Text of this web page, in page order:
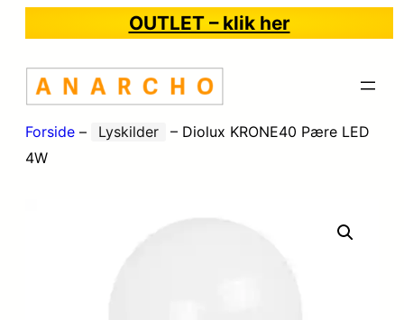
OUTLET – klik her
Forside – Lyskilder – Diolux KRONE40 Pære LED
4W